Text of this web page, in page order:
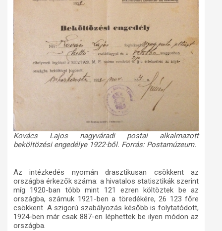
Kovács Lajos nagyváradi postai alkalmazott
beköltözési engedélye 1922-ből. Forrás: Postamúzeum.
Az intézkedés nyomán drasztikusan csökkent az
országba érkezők száma: a hivatalos statisztikák szerint
míg 1920-ban több mint 121 ezren költöztek be az
országba, számuk 1921-ben a töredékére, 26 123 főre
csökkent. A szigorú szabályozás később is folytatódott,
1924-ben már csak 887-en léphettek be ilyen módon az
országba.